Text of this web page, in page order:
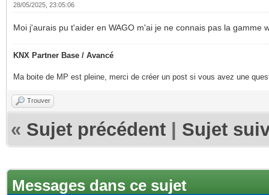
28/05/2025, 23:05:06
Moi j'aurais pu t'aider en WAGO m'ai je ne connais pas la gamme
KNX Partner Base / Avancé
Ma boite de MP est pleine, merci de créer un post si vous avez une
Trouver
« Sujet précédent Sujet
Messages dans ce sujet